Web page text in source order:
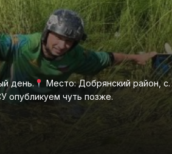
день.
Место: Добрянский район, с.
опубликуем чуть позже.